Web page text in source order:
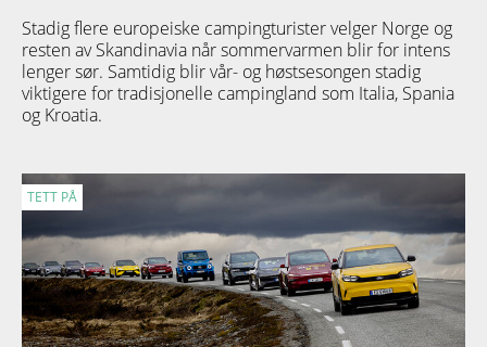
Stadig flere europeiske campingturister velger Norge og
resten av Skandinavia når sommervarmen blir for intens
lenger sør. Samtidig blir vår- og høstsesongen stadig
viktigere for tradisjonelle campingland som Italia, Spania
og Kroatia.
TETT PÅ